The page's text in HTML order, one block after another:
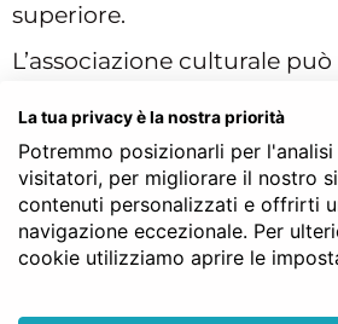
superiore.
L’associazione culturale
Runts (registro unico
settore) e nel caso in cui si
però di agevolazioni fiscali
dell’IRPEF, l’associazione
elenco presso la Presidenza
La tua privacy è la nostra priorità
Potremmo posizionarli per
visitatori, per migliorare il nostro
contenuti personalizzati e offrirti
navigazione eccezionale. Per
cookie utilizziamo aprire le